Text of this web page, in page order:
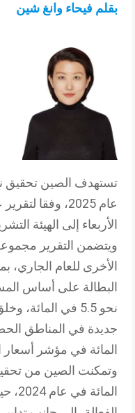
بقلم فيحاء وانغ شين
عام 2025، وفقا
الأربعاء إلى الهيئة
ويتضمن التقرير
الأخرى للعام
البطالة على أساس
المائة في مؤشر أسعار